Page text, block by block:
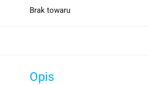
Brak towaru
Opis